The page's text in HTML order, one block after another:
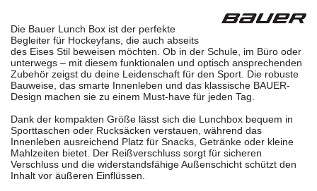
Die Bauer Lunch Box ist der perfekte
Begleiter für Hockeyfans, die auch abseits
des Eises Stil beweisen möchten. Ob in der Schule, im Büro oder
unterwegs – mit diesem funktionalen und optisch ansprechenden
Zubehör zeigst du deine Leidenschaft für den Sport. Die robuste
Bauweise, das smarte Innenleben und das klassische BAUER-
Design machen sie zu einem Must-have für jeden Tag.
Dank der kompakten Größe lässt sich die Lunchbox bequem in
Sporttaschen oder Rucksäcken verstauen, während das
Innenleben ausreichend Platz für Snacks, Getränke oder kleine
Mahlzeiten bietet. Der Reißverschluss sorgt für sicheren
Verschluss und die widerstandsfähige Außenschicht schützt den
Inhalt vor äußeren Einflüssen.